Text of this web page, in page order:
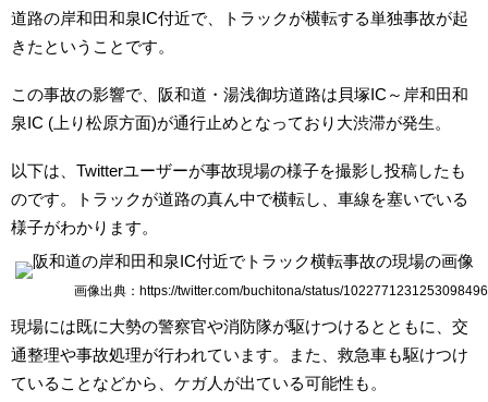
道路の岸和田和泉IC付近で、トラックが横転する単独事故が起
きたということです。
この事故の影響で、阪和道・湯浅御坊道路は貝塚IC～岸和田和
泉IC (上り松原方面)が通行止めとなっており大渋滞が発生。
以下は、Twitterユーザーが事故現場の様子を撮影し投稿したも
のです。トラックが道路の真ん中で横転し、車線を塞いでいる
様子がわかります。
画像出典：https://twitter.com/buchitona/status/1022771231253098496
現場には既に大勢の警察官や消防隊が駆けつけるとともに、交
通整理や事故処理が行われています。また、救急車も駆けつけ
ていることなどから、ケガ人が出ている可能性も。